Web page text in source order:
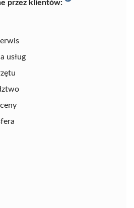
przez klientów:
usług